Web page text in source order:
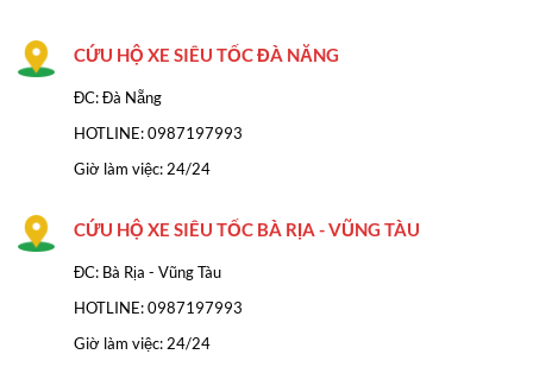
CỨU HỘ XE SIÊU TỐC ĐÀ NĂNG
ĐC: Đà Nẵng
HOTLINE:0987197993
Giờ làm việc: 24/24
CỨU HỘ XE SIÊU TỐC BÀ RỊA - VŨNG TÀU
ĐC: Bà Rịa - Vũng Tàu
HOTLINE: 0987197993
Giờ làm việc: 24/24